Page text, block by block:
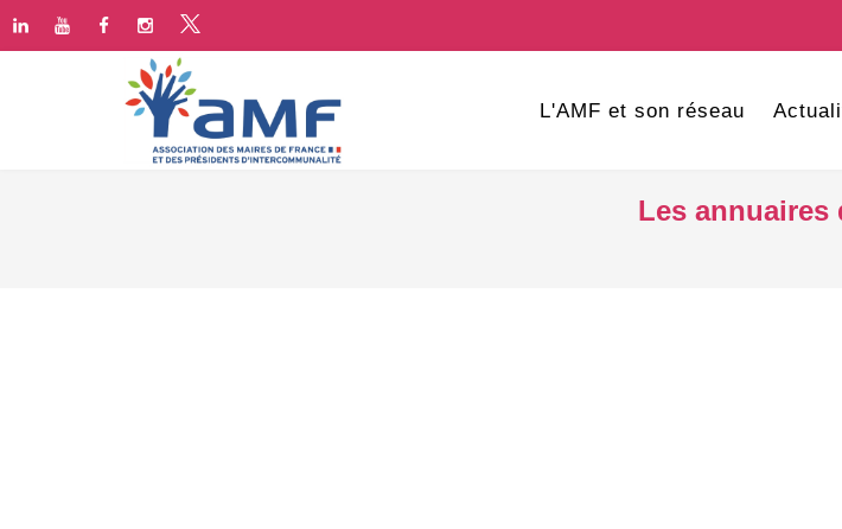
L'AMF et son réseau
Les annuaires